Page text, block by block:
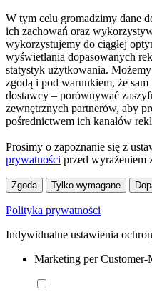
W tym celu gromadzimy dane
ich zachowań oraz
wykorzystujemy do ciągłej
wyświetlania dopasowanych
statystyk użytkowania.
zgodą i pod warunkiem, że sam
dostawcy – porównywać
zewnętrznych partnerów, aby
pośrednictwem ich kanałów
Prosimy o zapoznanie się z
prywatności przed wyrażeniem
Zgoda Tylko wymagane
Polityka prywatności
Indywidualne ustawienia
Marketing per Customer-